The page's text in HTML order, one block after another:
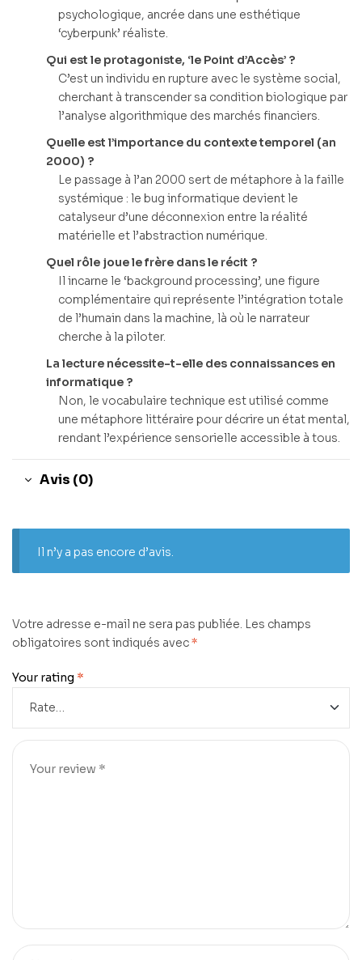
psychologique, ancrée dans une esthétique
‘cyberpunk’ réaliste.
Qui est le protagoniste, ‘le Point d’Accès’ ?
C’est un individu en rupture avec le système social,
cherchant à transcender sa condition biologique par
l’analyse algorithmique des marchés financiers.
Quelle est l’importance du contexte temporel (an
2000) ?
Le passage à l’an 2000 sert de métaphore à la faille
systémique : le bug informatique devient le
catalyseur d’une déconnexion entre la réalité
matérielle et l’abstraction numérique.
Quel rôle joue le frère dans le récit ?
Il incarne le ‘background processing’, une figure
complémentaire qui représente l’intégration totale
de l’humain dans la machine, là où le narrateur
cherche à la piloter.
La lecture nécessite-t-elle des connaissances en
informatique ?
Non, le vocabulaire technique est utilisé comme
une métaphore littéraire pour décrire un état mental,
rendant l’expérience sensorielle accessible à tous.
Avis (0)
Il n’y a pas encore d’avis.
Votre adresse e-mail ne sera pas publiée. Les champs
obligatoires sont indiqués avec*
Your rating *